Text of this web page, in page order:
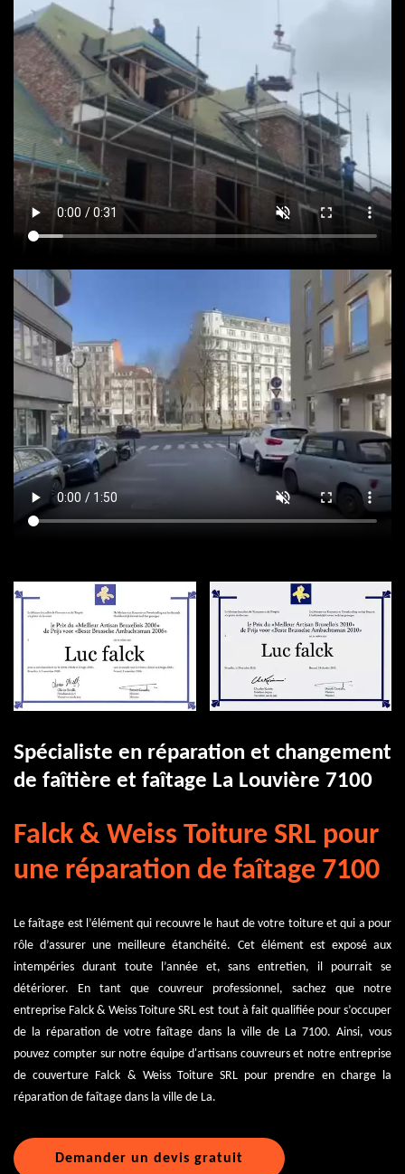
Spécialiste en réparation et changement
de faîtière et faîtage La Louvière 7100
Falck & Weiss Toiture SRL pour
une réparation de faîtage 7100
Le faîtage est l’élément qui recouvre le haut de votre toiture et qui a pour
rôle d’assurer une meilleure étanchéité. Cet élément est exposé aux
intempéries durant toute l’année et, sans entretien, il pourrait se
détériorer. En tant que couvreur professionnel, sachez que notre
entreprise Falck & Weiss Toiture SRL est tout à fait qualifiée pour s’occuper
de la réparation de votre faîtage dans la ville de La 7100. Ainsi, vous
pouvez compter sur notre équipe d'artisans couvreurs et notre entreprise
de couverture Falck & Weiss Toiture SRL pour prendre en charge la
réparation de faîtage dans la ville de La.
Demander un devis gratuit